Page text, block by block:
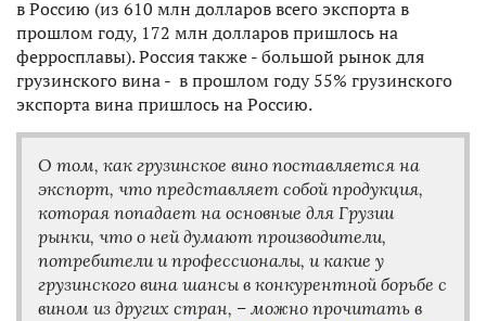
в Россию (из 610 млн долларов всего экспорта в
прошлом году, 172 млн долларов пришлось на
ферросплавы). Россия также - большой рынок для
грузинского вина - в прошлом году 55% грузинского
экспорта вина пришлось на Россию.
О том, как грузинское вино поставляется на
экспорт, что представляет собой продукция,
которая попадает на основные для Грузии
рынки, что о ней думают производители,
потребители и профессионалы, и какие у
грузинского вина шансы в конкурентной борьбе с
вином из других стран, – можно прочитать в